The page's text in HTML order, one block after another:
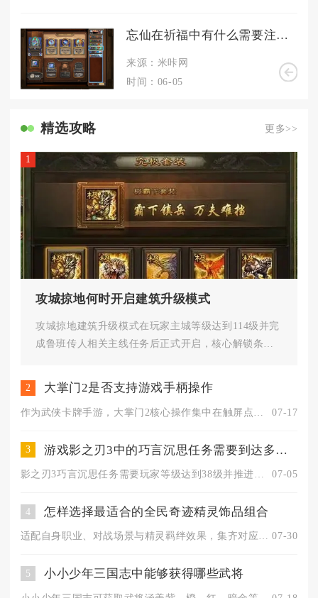
忘仙在祈福中有什么需要注意的事项
来源：米咔网
时间：06-05
精选攻略 更多>>
1
攻城掠地何时开启建筑升级模式
攻城掠地建筑升级模式在玩家主城等级达到114级并完
成鲁班传人相关主线任务后正式开启，核心解锁条件
2 大掌门2是否支持游戏手柄操作
07-17
3 游戏影之刃3中的巧言沉思任务需要到达多少级别
07-05
4 怎样选择最适合的全民奇迹精灵饰品组合
适配自身职业、对战场景与精灵羁绊效果，集齐对应三件套并匹配核... 07-30
5 小小少年三国志中能够获得哪些武将